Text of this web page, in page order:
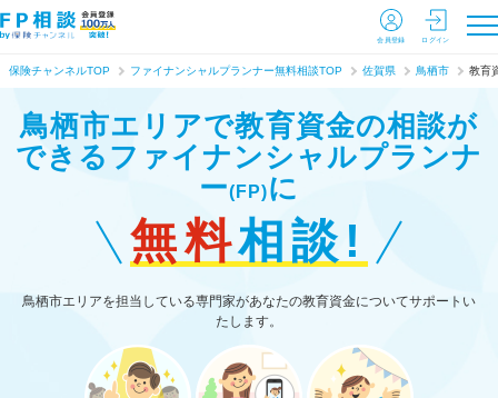
会員登録 ログイン
保険チャンネルTOP ファイナンシャルプランナー無料相談TOP 佐賀県 鳥栖市 教育
鳥栖市エリアで教育資金の相談が
できる ファイナンシャルプランナ
ー(FP)に
無料相談!
鳥栖市エリアを担当している専門家があなたの教育資金についてサポートい
たします。